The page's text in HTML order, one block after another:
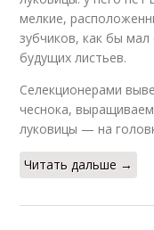
мелкие,
зубчиков, как бы
будущих листьев.
Селекционерами
чеснока,
луковицы — на
Читать дальше →